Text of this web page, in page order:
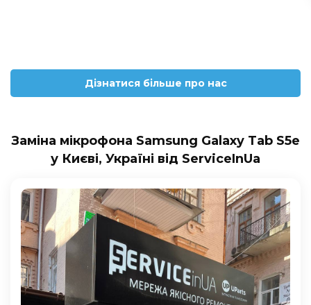
Дізнатися більше про нас
Заміна мікрофона Samsung Galaxy Tab S5e
у Києві, Україні від ServiceInUa